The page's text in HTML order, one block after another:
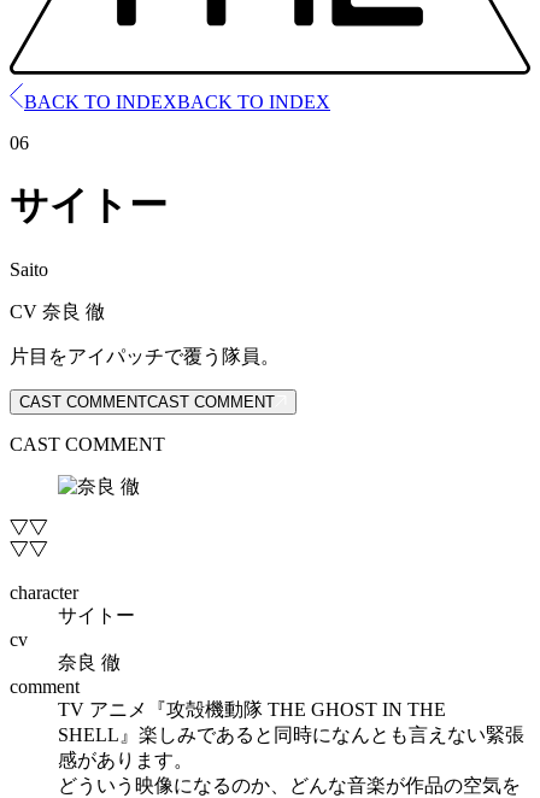
BACK TO INDEXBACK TO INDEX
06
サイトー
Saito
CV 奈良 徹
片目をアイパッチで覆う隊員。
CAST COMMENTCAST COMMENT
CAST COMMENT
character
サイトー
cv
奈良 徹
comment
TV アニメ『攻殻機動隊 THE GHOST IN THE
SHELL』楽しみであると同時になんとも言えない緊張
感があります。
どういう映像になるのか、どんな音楽が作品の空気を